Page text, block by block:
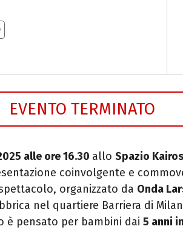
EVENTO TERMINATO
alle ore 16.30 allo Spazio Kairos
coinvolgente e
organizzato da Onda
nel quartiere Barriera di
è pensato per bambini dai 5 anni